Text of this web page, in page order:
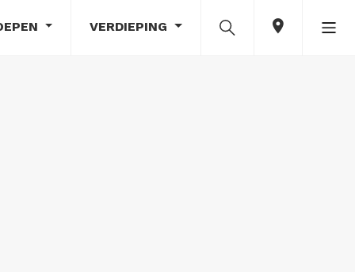
VERDIEPING